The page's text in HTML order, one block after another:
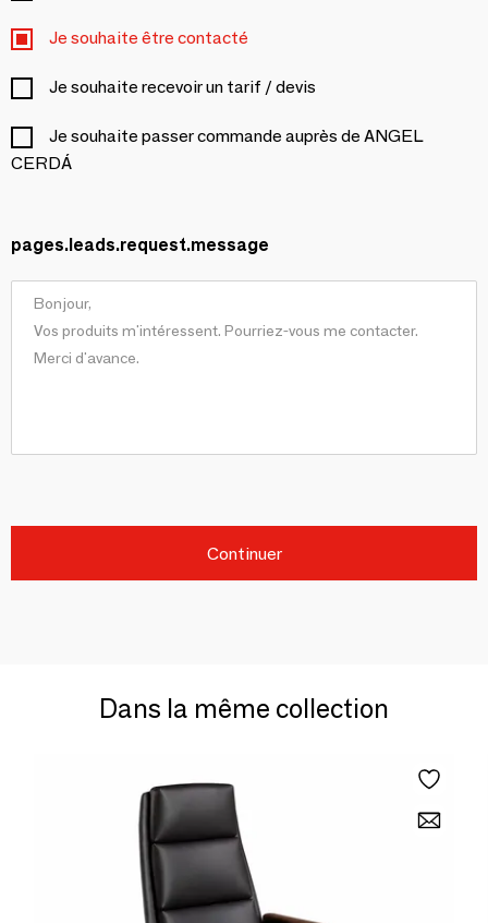
Je souhaite être contacté
Je souhaite recevoir un tarif / devis
Je souhaite passer commande auprès de ANGEL
CERDÁ
pages.leads.request.message
Continuer
Dans la même collection